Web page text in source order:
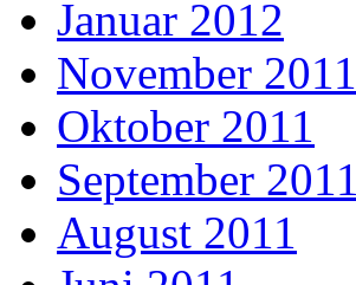
Januar 2012
November 2011
Oktober 2011
September 2011
August 2011